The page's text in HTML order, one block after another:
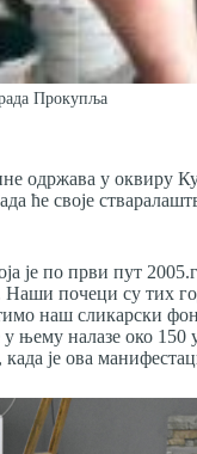
Прокупља
одржава у оквиру
ће своје
је по први пут
почеци су тих
наш сликарски
њему налазе око 150
је ова